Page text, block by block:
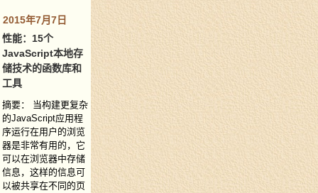
2015年7月7日
性能：15个
JavaScript本地存
储技术的函数库和
工具
摘要： 当构建更复杂
的JavaScript应用程
序运行在用户的浏览
器是非常有用的，它
可以在浏览器中存储
信息，这样的信息可
以被共享在不同的页